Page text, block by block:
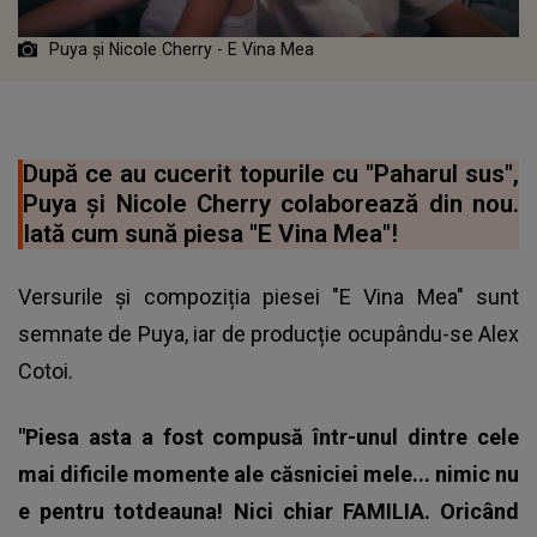
Puya și ‪Nicole Cherry‬ - E Vina Mea
După ce au cucerit topurile cu "Paharul sus",
Puya și ‪Nicole Cherry colaborează din nou.
Iată cum sună piesa "E Vina Mea"!
Versurile și compoziția piesei "E Vina Mea" sunt
semnate de Puya, iar de producție ocupându-se Alex
Cotoi.
"Piesa asta a fost compusă într-unul dintre cele
mai dificile momente ale căsniciei mele... nimic nu
e pentru totdeauna! Nici chiar FAMILIA. Oricând